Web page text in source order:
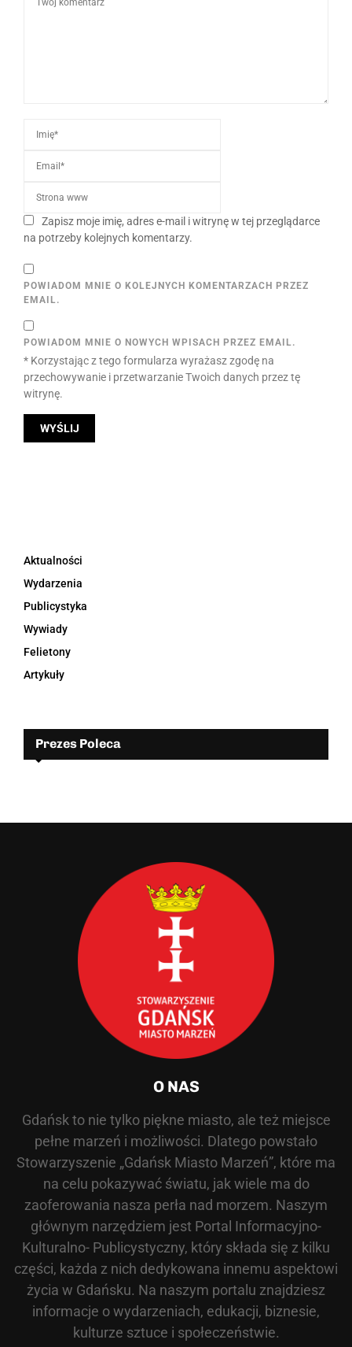
Zapisz moje imię, adres e-mail i witrynę w tej przeglądarce
na potrzeby kolejnych komentarzy.
POWIADOM MNIE O KOLEJNYCH KOMENTARZACH PRZEZ
EMAIL.
POWIADOM MNIE O NOWYCH WPISACH PRZEZ EMAIL.
* Korzystając z tego formularza wyrażasz zgodę na
przechowywanie i przetwarzanie Twoich danych przez tę
witrynę.
Aktualności
Wydarzenia
Publicystyka
Wywiady
Felietony
Artykuły
Prezes Poleca
O NAS
Gdańsk to nie tylko piękne miasto, ale też miejsce
pełne marzeń i możliwości. Dlatego powstało
Stowarzyszenie „Gdańsk Miasto Marzeń”, które ma
na celu pokazywać światu, jak wiele ma do
zaoferowania nasza perła nad morzem. Naszym
głównym narzędziem jest Portal Informacyjno-
Kulturalno- Publicystyczny, który składa się z kilku
części, każda z nich dedykowana innemu aspektowi
życia w Gdańsku. Na naszym portalu znajdziesz
informacje o wydarzeniach, edukacji, biznesie,
kulturze sztuce i społeczeństwie.